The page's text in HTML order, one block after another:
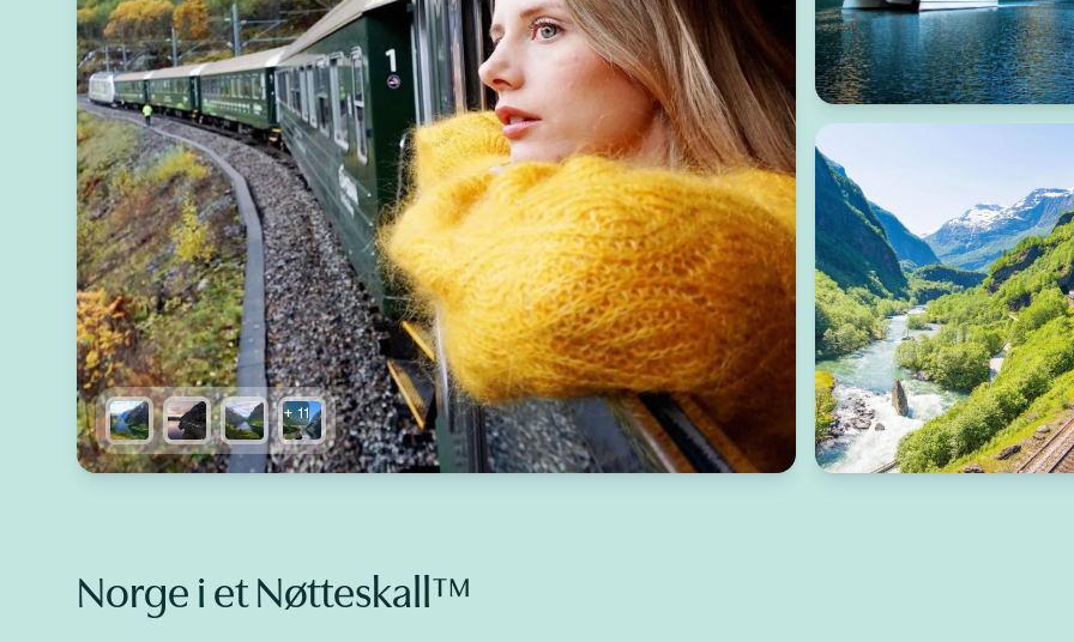
+11
Norge i et Nøtteskall™